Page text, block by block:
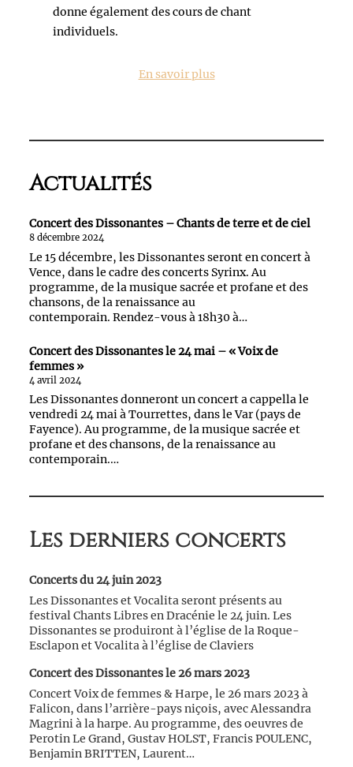
donne également des cours de chant
individuels.
En savoir plus
Actualités
Concert des Dissonantes – Chants de terre et de ciel
8 décembre 2024
Le 15 décembre, les Dissonantes seront en concert à
Vence, dans le cadre des concerts Syrinx. Au
programme, de la musique sacrée et profane et des
chansons, de la renaissance au
contemporain. Rendez-vous à 18h30 à…
Concert des Dissonantes le 24 mai – « Voix de
femmes »
4 avril 2024
Les Dissonantes donneront un concert a cappella le
vendredi 24 mai à Tourrettes, dans le Var (pays de
Fayence). Au programme, de la musique sacrée et
profane et des chansons, de la renaissance au
contemporain.…
Les derniers concerts
Concerts du 24 juin 2023
Les Dissonantes et Vocalita seront présents au
festival Chants Libres en Dracénie le 24 juin. Les
Dissonantes se produiront à l’église de la Roque-
Esclapon et Vocalita à l’église de Claviers
Concert des Dissonantes le 26 mars 2023
Concert Voix de femmes & Harpe, le 26 mars 2023 à
Falicon, dans l’arrière-pays niçois, avec Alessandra
Magrini à la harpe. Au programme, des oeuvres de
Perotin Le Grand, Gustav HOLST, Francis POULENC,
Benjamin BRITTEN, Laurent…